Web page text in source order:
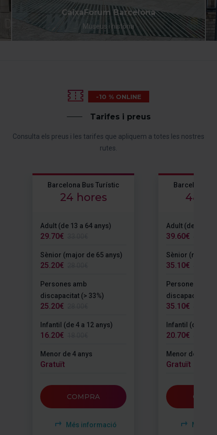
CaixaForum Barcelona
Museus i història
-10 % ONLINE
Tarifes i preus
Consulta els preus i les tarifes que apliquem a totes les nostres
rutes.
Barcelona Bus Turístic
24 hores
Adult (de 13 a 64 anys)
29.70€
Sènior (major de 65 anys)
25.20€
Persones amb
discapacitat (> 33%)
25.20€
Infantil (de 4 a 12 anys)
16.20€
Menor de 4 anys
Gratuït
COMPRA
Més informació
Barcelona
48
Adult (de 13 a
39.60€
Sènior (major
35.10€
Persones amb
discapacitat (>
35.10€
Infantil (de 4 a
20.70€
Menor de 4
Gratuït
Més